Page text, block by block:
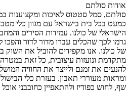
אודות סולתם
כמעט בכל בית בישראל עם מגוון כלי
הישראלי של כולנו. עמידות הסירים
גרמו לכך שהכלים עברו מדור לדור
של כולנו. אנו מקפידים להוביל את השוק
מתקדמת ונועזות עיצובית, כל זאת
להנעים את זמנם ולייצר את החוויה
ומראות מעוררי תאבון. בעזרת כלי
שף, לחוש כפודיז ולהתאפיין כחובבני אוכל